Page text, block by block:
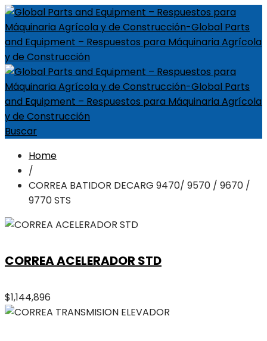
Buscar
Home
/
CORREA BATIDOR DECARG 9470/ 9570 / 9670 /
9770 STS
CORREA ACELERADOR STD
$1,144,896